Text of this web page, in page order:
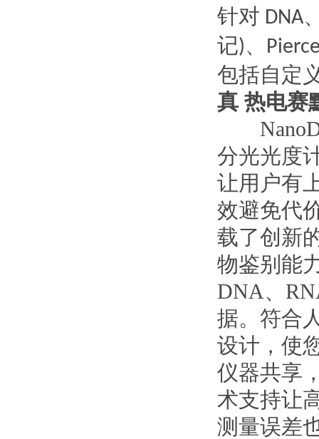
针对 DNA
记)、
包括自定
真 热电赛
分光光度
让用户有
效避免代
载了创新
物鉴别能
DNA、
据。符合
设计，使
仪器共享
术支持让
测量误差